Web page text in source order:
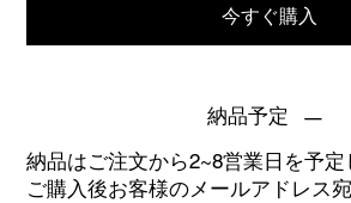
今すぐ購入
納品予定
納品はご注文から2~8営業日を予定
ご購入後お客様のメールアドレス